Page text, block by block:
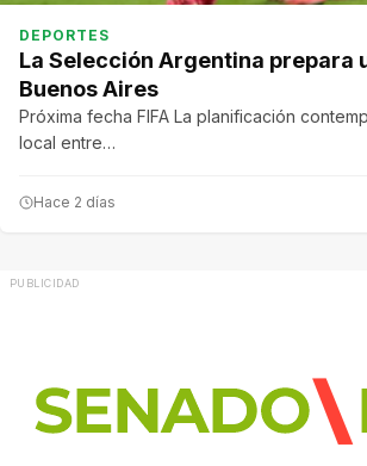
DEPORTES
La Selección Argentina prepara
Buenos Aires
Próxima fecha FIFA La planificación
local entre…
Hace 2 días